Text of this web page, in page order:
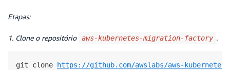
Etapas:
1. Clone o repositório aws-kubernetes-migration-factory .
git clone https://github.com/awslabs/aws-